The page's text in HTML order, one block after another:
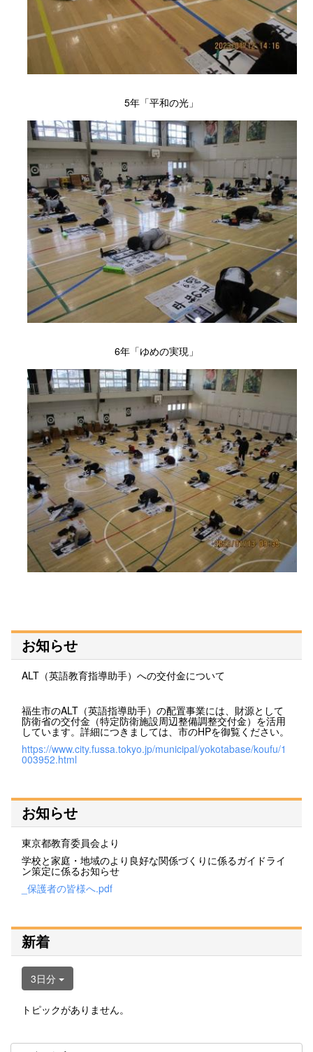
5年「平和の光」
6年「ゆめの実現」
お知らせ
ALT（英語教育指導助手）への交付金について
福生市のALT（英語指導助手）の配置事業には、財源として
防衛省の交付金（特定防衛施設周辺整備調整交付金）を活用
しています。詳細につきましては、市のHPを御覧ください。
https://www.city.fussa.tokyo.jp/municipal/yokotabase/koufu/1
003952.html
お知らせ
東京都教育委員会より
学校と家庭・地域のより良好な関係づくりに係るガイドライ
ン策定に係るお知らせ
_保護者の皆様へ.pdf
新着
3日分
トピックがありません。